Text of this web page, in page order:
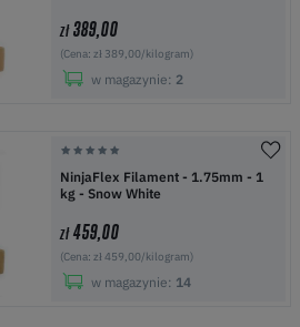
zł389,00
(Cena: zł 389,00/kilogram)
w magazynie: 2
NinjaFlex Filament - 1.75mm - 1
kg - Snow White
zł459,00
(Cena: zł 459,00/kilogram)
w magazynie: 14